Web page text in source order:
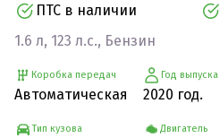
ПТС в наличии
1.6 л, 123 л.с., Бензин
Коробка передач
Автоматическая
Тип кузова
Год выпуска
2020 год.
Двигатель